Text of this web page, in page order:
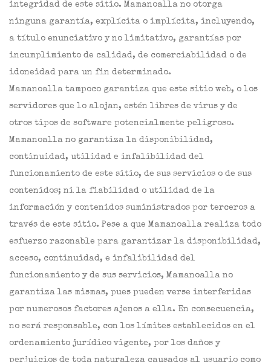
integridad de este sitio. Mamanoalla no otorga
ninguna garantía, explícita o implícita, incluyendo,
a título enunciativo y no limitativo, garantías por
incumplimiento de calidad, de comerciabilidad o de
idoneidad para un fin determinado.
Mamanoalla tampoco garantiza que este sitio web, o los
servidores que lo alojan, estén libres de virus y de
otros tipos de software potencialmente peligroso.
Mamanoalla no garantiza la disponibilidad,
continuidad, utilidad e infalibilidad del
funcionamiento de este sitio, de sus servicios o de sus
contenidos; ni la fiabilidad o utilidad de la
información y contenidos suministrados por terceros a
través de este sitio. Pese a que Mamanoalla realiza todo
esfuerzo razonable para garantizar la disponibilidad,
acceso, continuidad, e infalibilidad del
funcionamiento y de sus servicios, Mamanoalla no
garantiza las mismas, pues pueden verse interferidas
por numerosos factores ajenos a ella. En consecuencia,
no será responsable, con los límites establecidos en el
ordenamiento jurídico vigente, por los daños y
perjuicios de toda naturaleza causados al usuario como